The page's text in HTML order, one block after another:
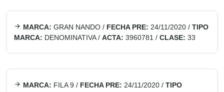
MARCA: GRAN NANDO / FECHA PRE: 24/11/2020 / TIPO
MARCA: DENOMINATIVA/ ACTA: 3960781 / CLASE: 33
MARCA: FILA 9 / FECHA PRE: 24/11/2020 / TIPO